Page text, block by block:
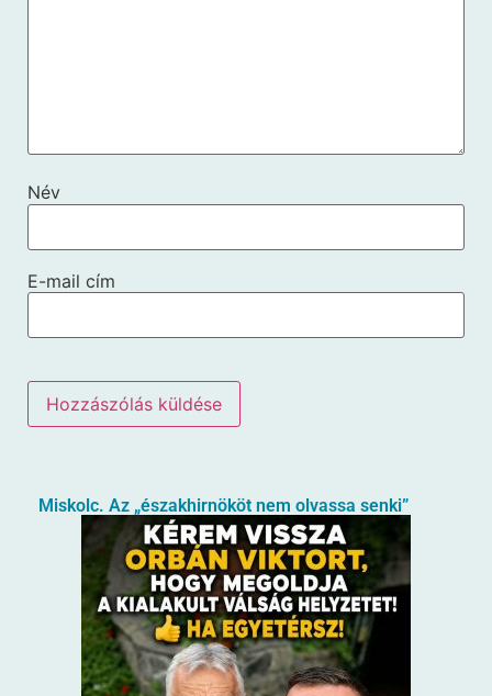
Név
E-mail cím
Miskolc. Az „északhirnököt nem olvassa senki”